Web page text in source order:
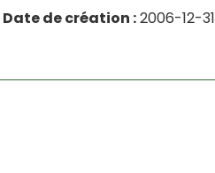
Date de création :2006-12-31